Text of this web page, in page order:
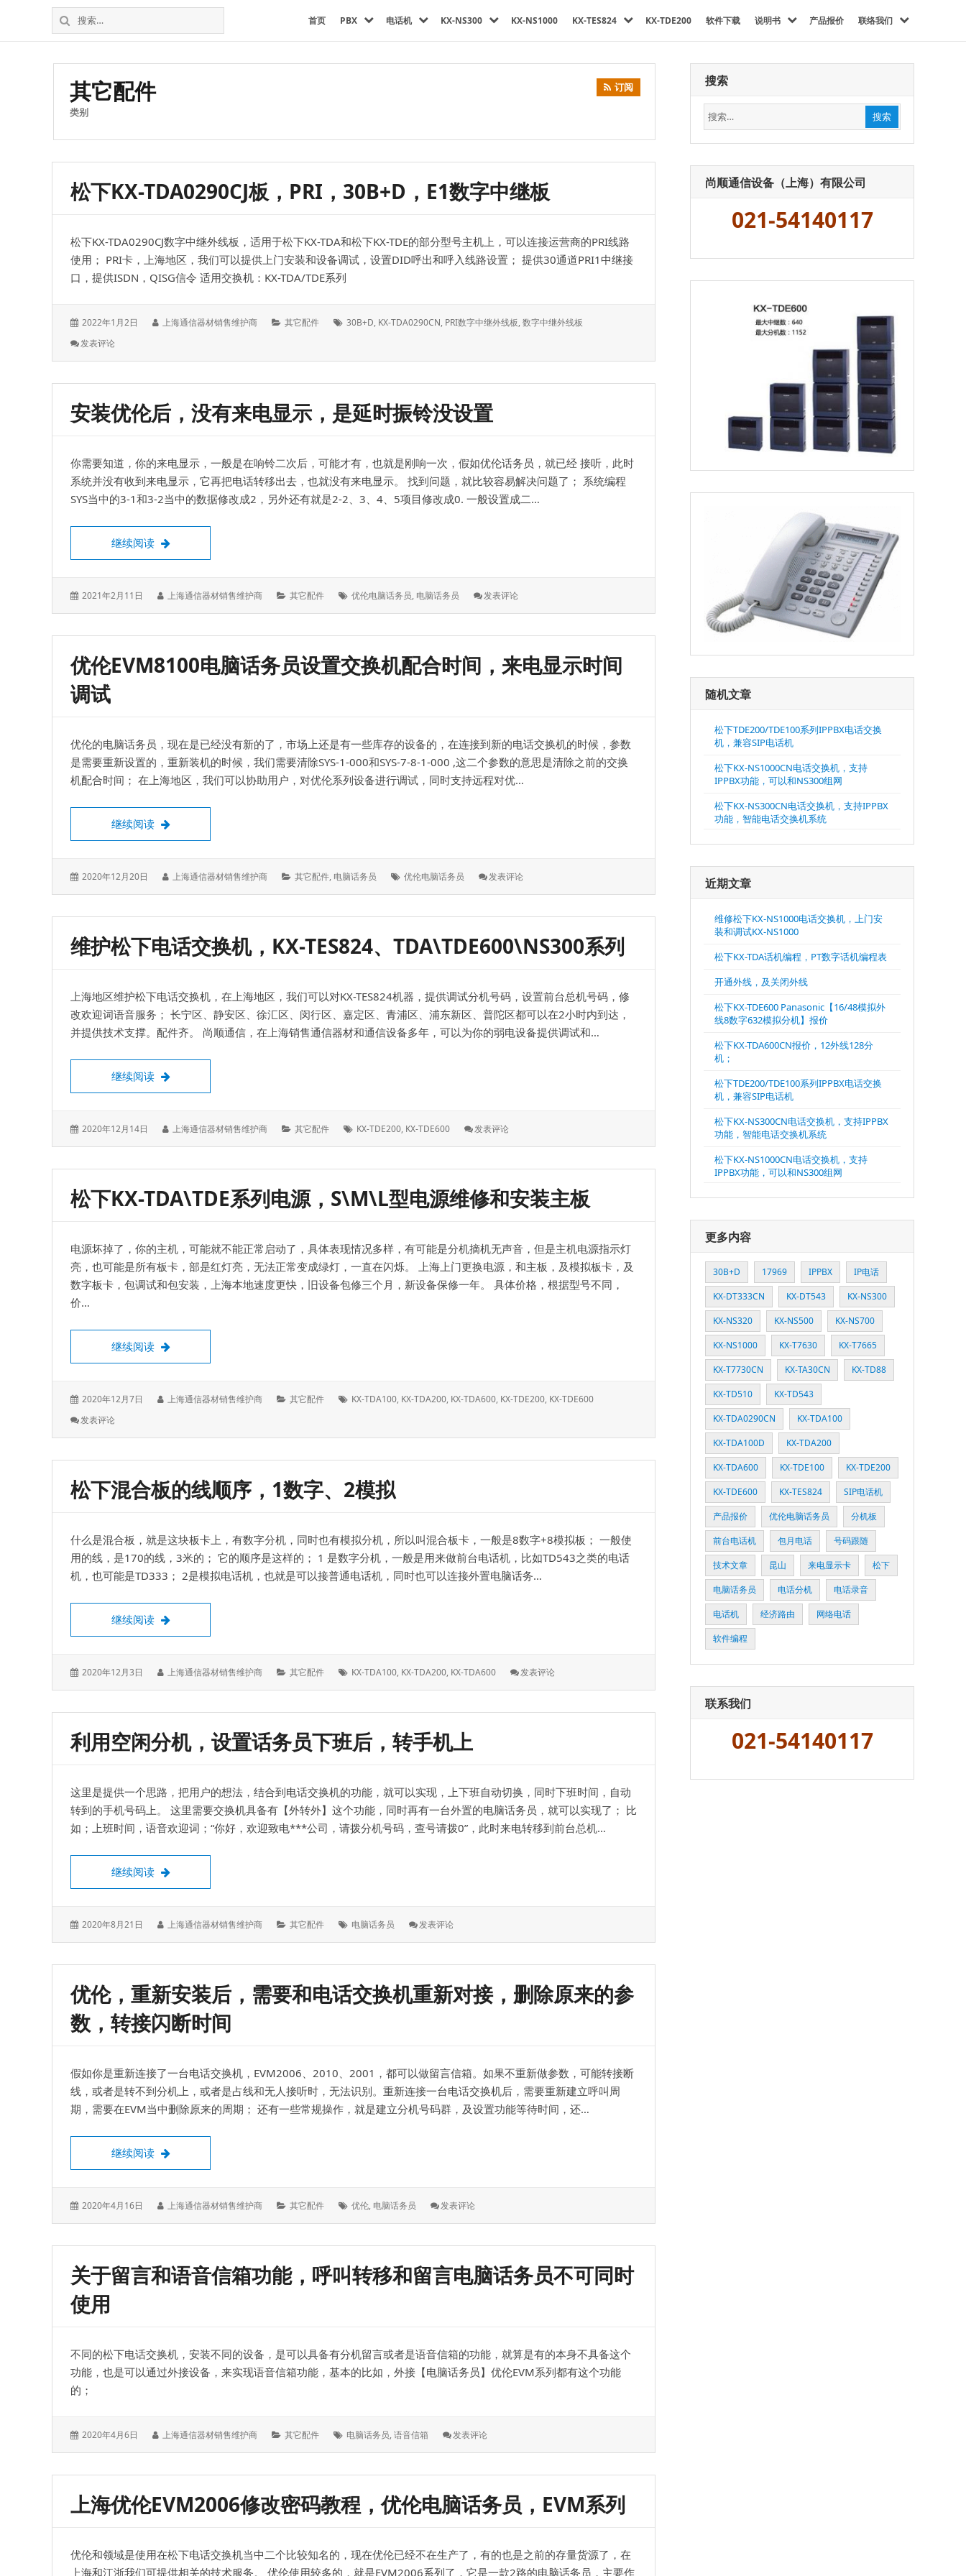
松
下
话
上
海
维
修
交
搜
索：
首页 PBX 电话机 KX-NS300 KX-NS1000 KX-TES824 KX-TDE200 软件下载 说明书 产品报价 联络我们
其它配件
类别
订阅
松下KX-TDA0290CJ板，PRI，30B+D，E1数字中继板
松下KX-TDA0290CJ数字中继外线板，适用于松下KX-TDA和松下KX-TDE的部分型号主机上，可以连接运营商的PRI线路
使用； PRI卡，上海地区，我们可以提供上门安装和设备调试，设置DID呼出和呼入线路设置； 提供30通道PRI1中继接
口，提供ISDN，QISG信令 适用交换机：KX-TDA/TDE系列
发
于：
2022年1月2日
作
上海通信器材销售维护商
分
其它配件
标
30B+D, KX-TDA0290CN, PRI数字中继外线板,数字中继外线板
发表评论: 松
TDA0290CJ
PRI，
30B+D，
字
中
继
板
安装优伦后，没有来电显示，是延时振铃没设置
你需要知道，你的来电显示，一般是在响铃二次后，可能才有，也就是刚响一次，假如优伦话务员，就已经 接听，此时
系统并没有收到来电显示，它再把电话转移出去，也就没有来电显示。 找到问题，就比较容易解决问题了； 系统编程
SYS当中的3-1和3-2当中的数据修改成2，另外还有就是2-2、3、4、5项目修改成0. 一般设置成二…
继续阅读 安装优伦后，没有来电显示，是延时振铃没设置
发
2021年2月11日
作
上海通信器材销售维护商
分
其它配件
标
优伦电脑话务员, 电脑话务员 发表评论: 安
伦
没
有
是
延
振
优伦EVM8100电脑话务员设置交换机配合时间，来电显示时间
调试
优伦的电脑话务员，现在是已经没有新的了，市场上还是有一些库存的设备的，在连接到新的电话交换机的时候，参数
是需要重新设置的，重新装机的时候，我们需要清除SYS-1-000和SYS-7-8-1-000 ,这二个参数的意思是清除之前的交换
机配合时间； 在上海地区，我们可以协助用户，对优伦系列设备进行调试，同时支持远程对优…
继续阅读 优伦EVM8100电脑话务员设置交换机配合时间，来电显示时间调试
发
2020年12月20日
作
上海通信器材销售维护商
分
其它配件, 电脑话务员
标
优伦电脑话务员 发表评论: 优
电
话
务
置
交
换
机
示
调
试
维护松下电话交换机，KX-TES824、TDA\TDE600\NS300系列
上海地区维护松下电话交换机，在上海地区，我们可以对KX-TES824机器，提供调试分机号码，设置前台总机号码，修
改欢迎词语音服务； 长宁区、静安区、徐汇区、闵行区、嘉定区、青浦区、浦东新区、普陀区都可以在2小时内到达，
并提供技术支撑。配件齐。 尚顺通信，在上海销售通信器材和通信设备多年，可以为你的弱电设备提供调试和…
继续阅读 维护松下电话交换机，KX-TES824、TDA\TDE600\NS300系列
发
2020年12月14日
作
上海通信器材销售维护商
分
其它配件
标
KX-TDE200, KX-TDE600 发表评论: 维
下
话
交
KX-
TES824、
TDA\TDE600\NS300
系
松下KX-TDA\TDE系列电源，S\M\L型电源维修和安装主板
电源坏掉了，你的主机，可能就不能正常启动了，具体表现情况多样，有可能是分机摘机无声音，但是主机电源指示灯
亮，也可能是所有板卡，部是红灯亮，无法正常变成绿灯，一直在闪烁。 上海上门更换电源，和主板，及模拟板卡，及
数字板卡，包调试和包安装，上海本地速度更快，旧设备包修三个月，新设备保修一年。 具体价格，根据型号不同，
价…
继续阅读 松下KX-TDA\TDE系列电源，S\M\L型电源维修和安装主板
发
于：
2020年12月7日
作
上海通信器材销售维护商
分
其它配件
标
KX-TDA100, KX-TDA200, KX-TDA600, KX-TDE200, KX-TDE600
发表评论: 松
TDA\TDE
列
电
型
电
源
维
安
装
松下混合板的线顺序，1数字、2模拟
什么是混合板，就是这块板卡上，有数字分机，同时也有模拟分机，所以叫混合板卡，一般是8数字+8模拟板； 一般使
用的线，是170的线，3米的； 它的顺序是这样的； 1 是数字分机，一般是用来做前台电话机，比如TD543之类的电话
机，也可能是TD333； 2是模拟电话机，也就是可以接普通电话机，同时也可以连接外置电脑话务…
继续阅读 松下混合板的线顺序，1数字、2模拟
发
2020年12月3日
作
上海通信器材销售维护商
分
其它配件
标
KX-TDA100, KX-TDA200, KX-TDA600 发表评论: 松
合
1
数
字、
2
利用空闲分机，设置话务员下班后，转手机上
这里是提供一个思路，把用户的想法，结合到电话交换机的功能，就可以实现，上下班自动切换，同时下班时间，自动
转到的手机号码上。 这里需要交换机具备有【外转外】这个功能，同时再有一台外置的电脑话务员，就可以实现了； 比
如；上班时间，语音欢迎词；“你好，欢迎致电***公司，请拨分机号码，查号请拨0”，此时来电转移到前台总机…
继续阅读 利用空闲分机，设置话务员下班后，转手机上
发
2020年8月21日
作
上海通信器材销售维护商
分
其它配件
标
电脑话务员 发表评论: 利
闲
机，
设
下
班
转
优伦，重新安装后，需要和电话交换机重新对接，删除原来的参
数，转接闪断时间
假如你是重新连接了一台电话交换机，EVM2006、2010、2001，都可以做留言信箱。如果不重新做参数，可能转接断
线，或者是转不到分机上，或者是占线和无人接听时，无法识别。重新连接一台电话交换机后，需要重新建立呼叫周
期，需要在EVM当中删除原来的周期； 还有一些常规操作，就是建立分机号码群，及设置功能等待时间，还…
继续阅读 优伦，重新安装后，需要和电话交换机重新对接，删除原来的参数，转接闪断时间
发
2020年4月16日
作
上海通信器材销售维护商
分
其它配件
标
优伦, 电脑话务员 发表评论: 优
新
装
后，
话
交
对
接，
除
原
来
的
转
接
关于留言和语音信箱功能，呼叫转移和留言电脑话务员不可同时
使用
不同的松下电话交换机，安装不同的设备，是可以具备有分机留言或者是语音信箱的功能，就算是有的本身不具备这个
功能，也是可以通过外接设备，来实现语音信箱功能，基本的比如，外接【电脑话务员】优伦EVM系列都有这个功能
的；
发
2020年4月6日
作
上海通信器材销售维护商
分
其它配件
标
电脑话务员,语音信箱 发表评论: 关
言
语
音
功
能，
上海优伦EVM2006修改密码教程，优伦电脑话务员，EVM系列
优伦和领域是使用在松下电话交换机当中二个比较知名的，现在优伦已经不在生产了，有的也是之前的存量货源了，在
上海和江浙我们可提供相关的技术服务。 优伦使用较多的，就是EVM2006系列了，它是一款2路的电脑话务员，主要作
搜索
搜
索：
搜索
尚顺通信设备（上海）有限公司
021-54140117
随机文章
松下TDE200/TDE100系列IPPBX电话交换
机，兼容SIP电话机
松下KX-NS1000CN电话交换机，支持
IPPBX功能，可以和NS300组网
松下KX-NS300CN电话交换机，支持IPPBX
功能，智能电话交换机系统
近期文章
维修松下KX-NS1000电话交换机，上门安
装和调试KX-NS1000
松下KX-TDA话机编程，PT数字话机编程表
开通外线，及关闭外线
松下KX-TDE600 Panasonic【16/48模拟外
线8数字632模拟分机】报价
松下KX-TDA600CN报价，12外线128分
机；
松下TDE200/TDE100系列IPPBX电话交换
机，兼容SIP电话机
松下KX-NS300CN电话交换机，支持IPPBX
功能，智能电话交换机系统
松下KX-NS1000CN电话交换机，支持
IPPBX功能，可以和NS300组网
更多内容
30B+D 17969 IPPBX
IP电话
KX-DT333CN
KX-DT543
KX-NS300
KX-NS320
KX-NS500
KX-NS700
KX-NS1000
KX-T7630
KX-T7665
KX-T7730CN
KX-TA30CN
KX-TD88
KX-TD510
KX-TD543
KX-TDA0290CN
KX-TDA100
KX-TDA100D
KX-TDA200
KX-TDA600
KX-TDE100
KX-TDE200
KX-TDE600
KX-TES824
SIP电话机
产品报价
优伦电脑话务员
分机板
前台电话机
包月电话
号码跟随
技术文章
昆山 来电显示卡
松下
电脑话务员
电话分机
电话录音
电话机
经济路由
网络电话
软件编程
联系我们
021-54140117